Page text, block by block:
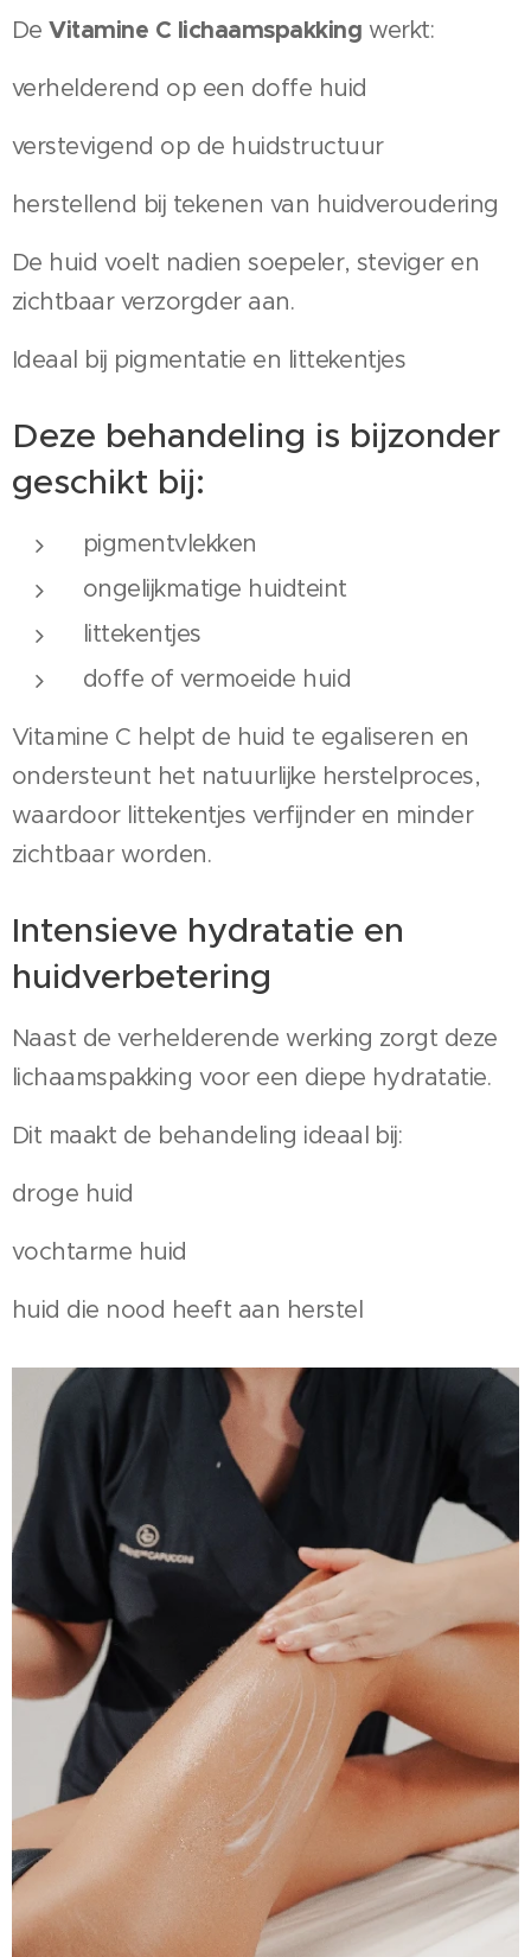
DeVitamine C lichaamspakking werkt:
verhelderend op een doffe huid
verstevigend op de huidstructuur
herstellend bij tekenen van huidveroudering
De huid voelt nadien soepeler, steviger en
zichtbaar verzorgder aan.
Ideaal bij pigmentatie en littekentjes
Deze behandeling is bijzonder
geschikt bij:
pigmentvlekken
ongelijkmatige huidteint
littekentjes
doffe of vermoeide huid
Vitamine C helpt de huid te egaliseren en
ondersteunt het natuurlijke herstelproces,
waardoor littekentjes verfijnder en minder
zichtbaar worden.
Intensieve hydratatie en
huidverbetering
Naast de verhelderende werking zorgt deze
lichaamspakking voor een diepe hydratatie.
Dit maakt de behandeling ideaal bij:
droge huid
vochtarme huid
huid die nood heeft aan herstel